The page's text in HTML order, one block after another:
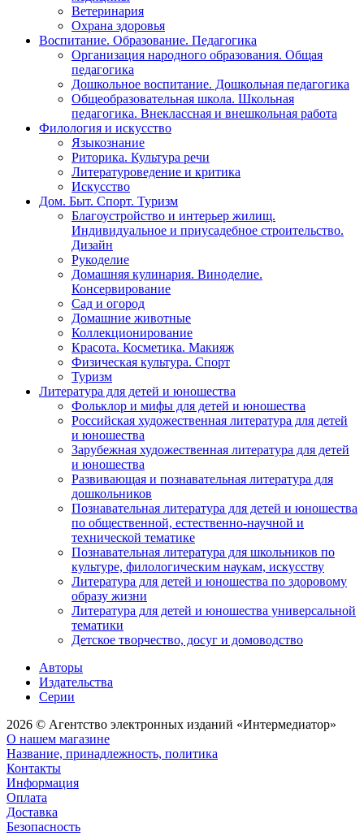
Ветеринария
Охрана здоровья
Воспитание. Образование. Педагогика
Организация народного образования. Общая
педагогика
Дошкольное воспитание. Дошкольная педагогика
Общеобразовательная школа. Школьная
педагогика. Внеклассная и внешкольная работа
Филология и искусство
Языкознание
Риторика. Культура речи
Литературоведение и критика
Искусство
Дом. Быт. Спорт. Туризм
Благоустройство и интерьер жилищ.
Индивидуальное и приусадебное строительство.
Дизайн
Рукоделие
Домашняя кулинария. Виноделие.
Консервирование
Сад и огород
Домашние животные
Коллекционирование
Красота. Косметика. Макияж
Физическая культура. Спорт
Туризм
Литература для детей и юношества
Фольклор и мифы для детей и юношества
Российская художественная литература для детей
и юношества
Зарубежная художественная литература для детей
и юношества
Развивающая и познавательная литература для
дошкольников
Познавательная литература для детей и юношества
по общественной, естественно-научной и
технической тематике
Познавательная литература для школьников по
культуре, филологическим наукам, искусству
Литература для детей и юношества по здоровому
образу жизни
Литература для детей и юношества универсальной
тематики
Детское творчество, досуг и домоводство
Авторы
Издательства
Серии
2026 © Агентство электронных изданий «Интермедиатор»
О нашем магазине
Название, принадлежность, политика
Контакты
Информация
Оплата
Доставка
Безопасность